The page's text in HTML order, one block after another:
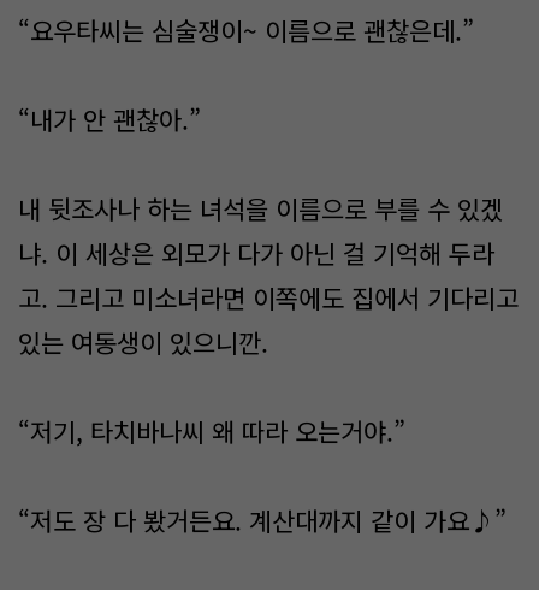
“요우타씨는 심술쟁이~ 이름으로 괜찮은데.”
“내가 안 괜찮아.”
내 뒷조사나 하는 녀석을 이름으로 부를 수 있겠
냐. 이 세상은 외모가 다가 아닌 걸 기억해 두라
고. 그리고 미소녀라면 이쪽에도 집에서 기다리고
있는 여동생이 있으니깐.
“저기, 타치바나씨 왜 따라 오는거야.”
“저도 장 다 봤거든요. 계산대까지 같이 가요♪”